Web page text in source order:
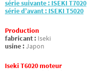
série suivante : ISEKI T7020
série d’avant : ISEKI T5020
Production
fabricant : Iseki
usine :Japon
Iseki T6020 moteur